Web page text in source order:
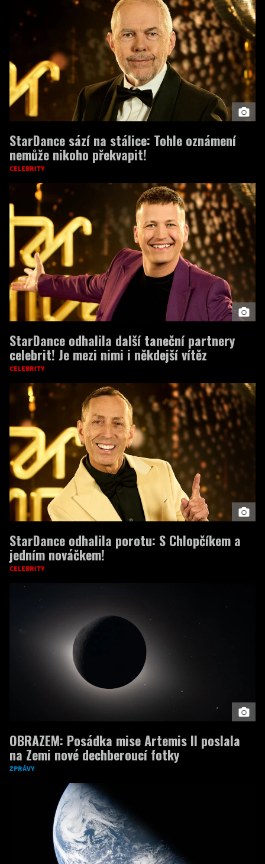
StarDance sází na stálice: Tohle oznámení
nemůže nikoho překvapit!
CELEBRITY
StarDance odhalila další taneční partnery
celebrit! Je mezi nimi i někdejší vítěz
CELEBRITY
StarDance odhalila porotu: S Chlopčíkem a
jedním nováčkem!
CELEBRITY
OBRAZEM: Posádka mise Artemis II poslala
na Zemi nové dechberoucí fotky
ZPRÁVY